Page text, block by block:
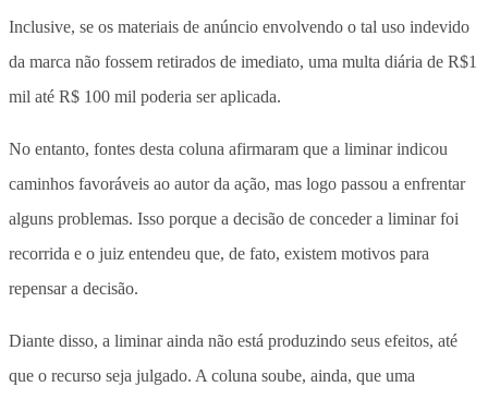
Inclusive, se os materiais de anúncio envolvendo o tal uso indevido
da marca não fossem retirados de imediato, uma multa diária de R$1
mil até R$ 100 mil poderia ser aplicada.
No entanto, fontes desta coluna afirmaram que a liminar indicou
caminhos favoráveis ao autor da ação, mas logo passou a enfrentar
alguns problemas. Isso porque a decisão de conceder a liminar foi
recorrida e o juiz entendeu que, de fato, existem motivos para
repensar a decisão.
Diante disso, a liminar ainda não está produzindo seus efeitos, até
que o recurso seja julgado. A coluna soube, ainda, que uma